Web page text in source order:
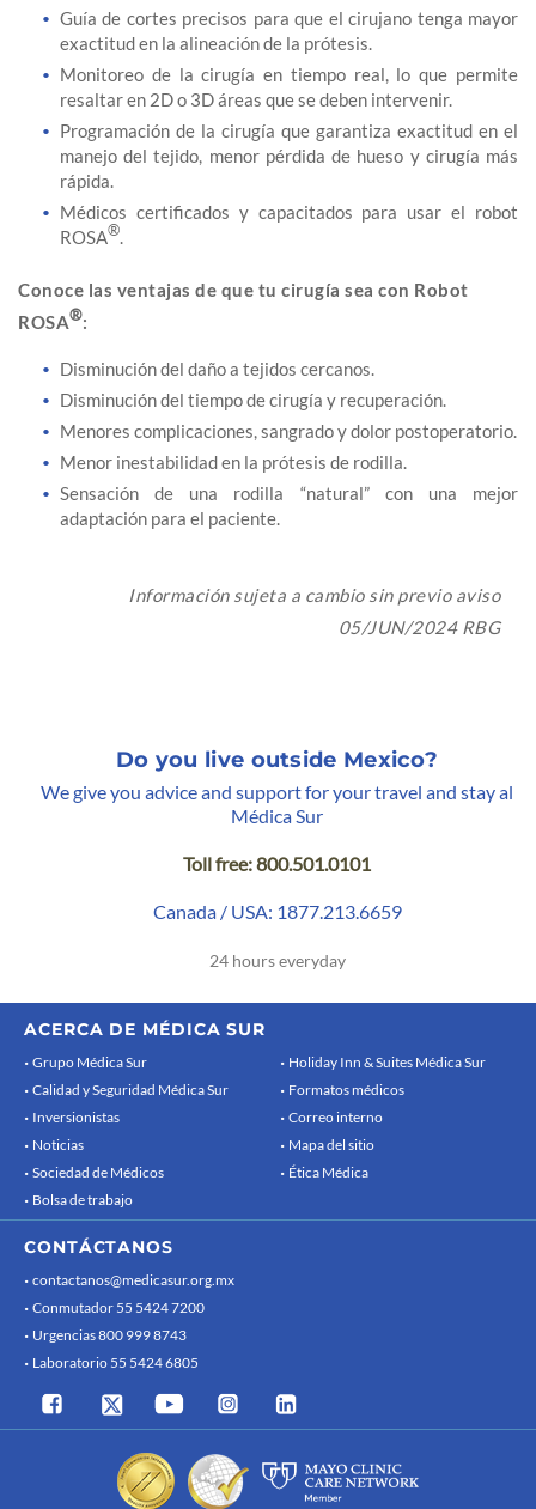
Guía de cortes precisos para que el cirujano tenga mayor
exactitud en la alineación de la prótesis.
Monitoreo de la cirugía en tiempo real, lo que permite
resaltar en 2D o 3D áreas que se deben intervenir.
Programación de la cirugía que garantiza exactitud en el
manejo del tejido, menor pérdida de hueso y cirugía más
rápida.
Médicos certificados y capacitados para usar el robot
ROSA®.
Conoce las ventajas de que tu cirugía sea con Robot
ROSA®:
Disminución del daño a tejidos cercanos.
Disminución del tiempo de cirugía y recuperación.
Menores complicaciones, sangrado y dolor postoperatorio.
Menor inestabilidad en la prótesis de rodilla.
Sensación de una rodilla “natural” con una mejor
adaptación para el paciente.
Información sujeta a cambio sin previo aviso
05/JUN/2024 RBG
Do you live outside Mexico?
We give you advice and support for your travel and stay al
Médica Sur
Toll free: 800.501.0101
Canada / USA: 1877.213.6659
24 hours everyday
ACERCA DE MÉDICA SUR
Grupo Médica Sur
Calidad y Seguridad Médica Sur
Inversionistas
Noticias
Sociedad de Médicos
Bolsa de trabajo
Holiday Inn & Suites Médica Sur
Formatos médicos
Correo interno
Mapa del sitio
Ética Médica
CONTÁCTANOS
contactanos@medicasur.org.mx
Conmutador 55 5424 7200
Urgencias 800 999 8743
Laboratorio 55 5424 6805